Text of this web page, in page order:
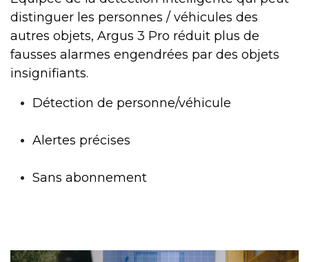
distinguer les personnes / véhicules des
autres objets, Argus 3 Pro réduit plus de
fausses alarmes engendrées par des objets
insignifiants.
Détection de personne/véhicule
Alertes précises
Sans abonnement